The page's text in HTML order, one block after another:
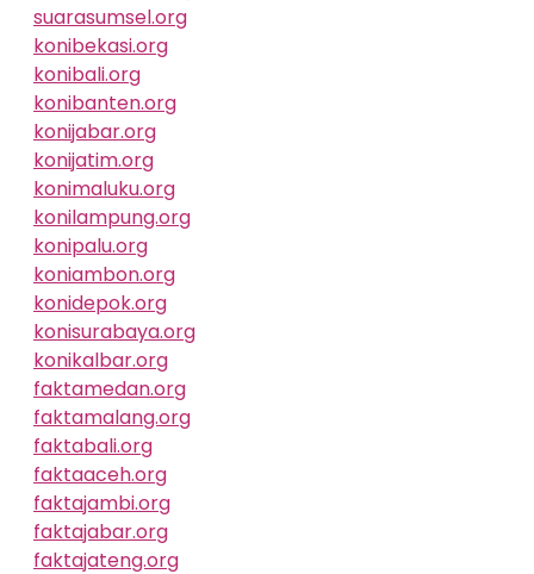
suarasumsel.org
konibekasi.org
konibali.org
konibanten.org
konijabar.org
konijatim.org
konimaluku.org
konilampung.org
konipalu.org
koniambon.org
konidepok.org
konisurabaya.org
konikalbar.org
faktamedan.org
faktamalang.org
faktabali.org
faktaaceh.org
faktajambi.org
faktajabar.org
faktajateng.org